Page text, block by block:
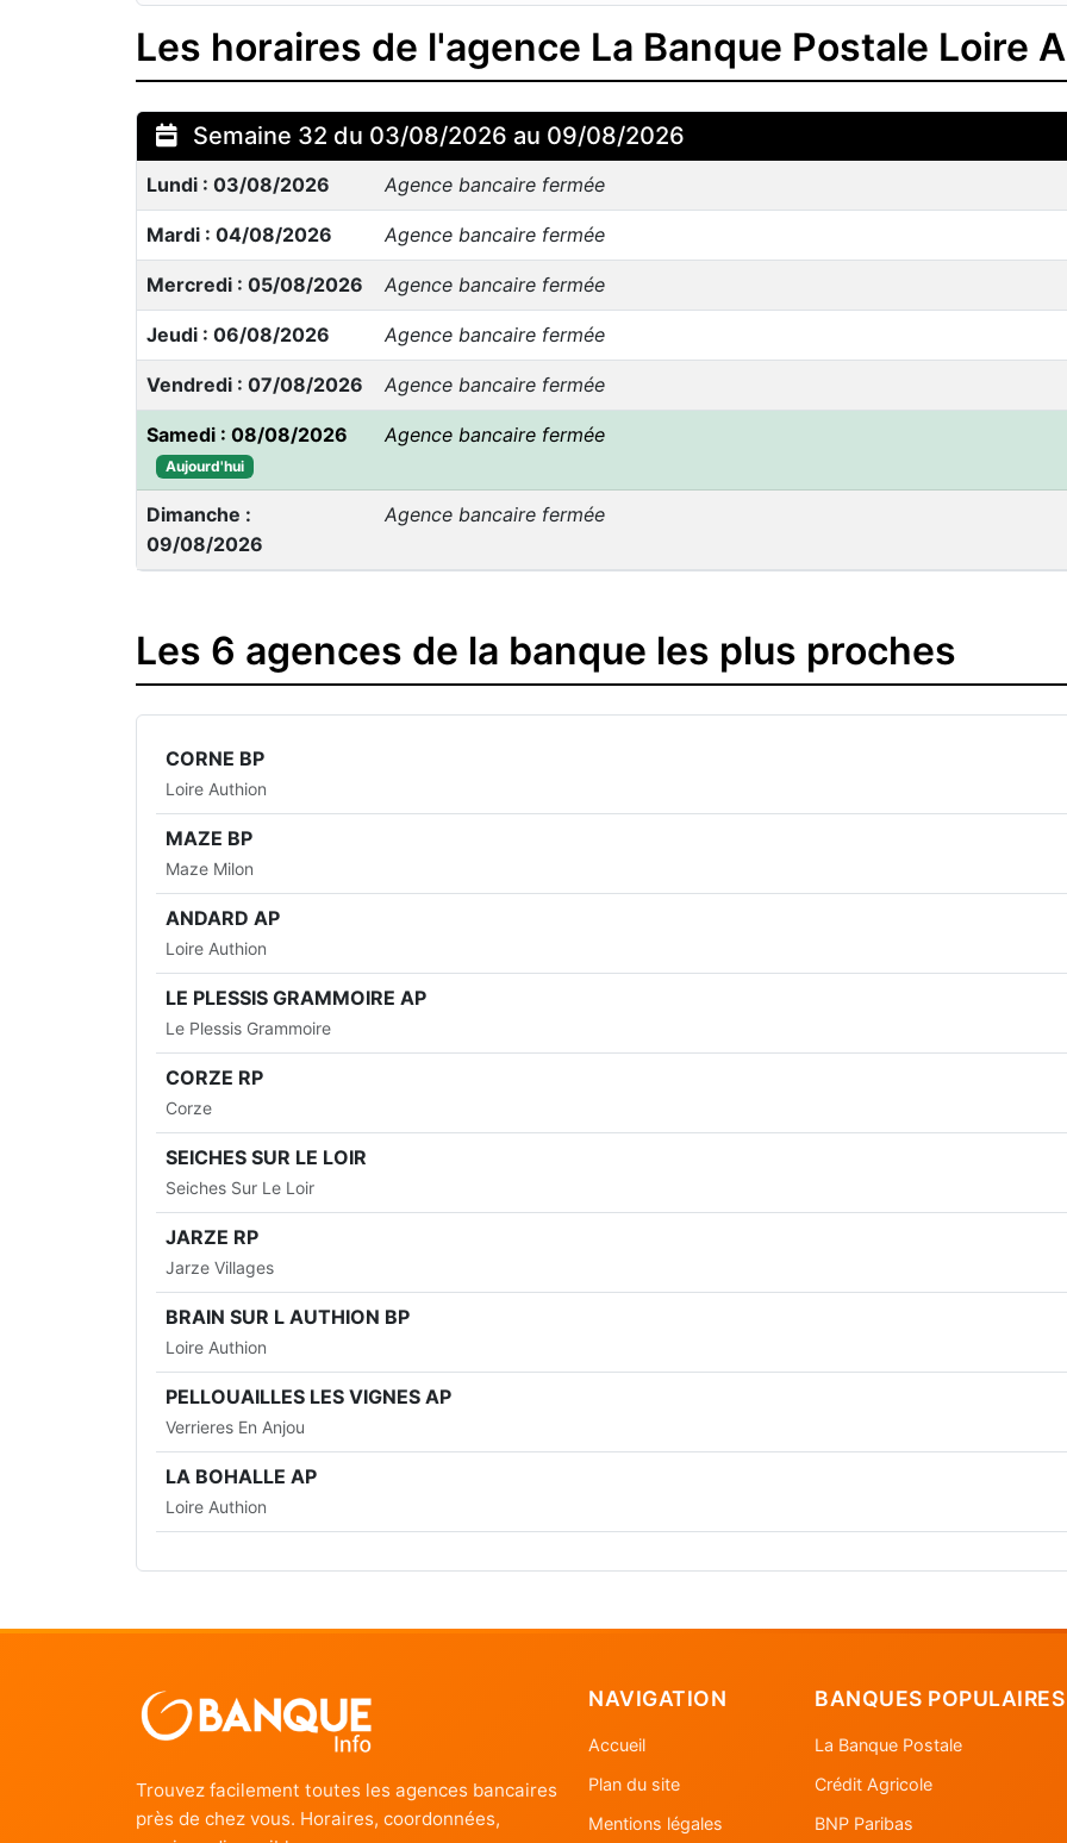
Les horaires de l'agence La Banque Postale Loire
Semaine 32 du 03/08/2026 au 09/08/2026
Lundi : 03/08/2026 Agence bancaire fermée
Mardi : 04/08/2026 Agence bancaire fermée
Mercredi : 05/08/2026 Agence bancaire fermée
Jeudi : 06/08/2026 Agence bancaire fermée
Vendredi : 07/08/2026 Agence bancaire fermée
Samedi : 08/08/2026
Aujourd'hui
Agence bancaire fermée
Dimanche :
09/08/2026
Agence bancaire fermée
Les 6 agences de la banque les plus proches
CORNE BP
Loire Authion
MAZE BP
Maze Milon
ANDARD AP
Loire Authion
LE PLESSIS GRAMMOIRE AP
Le Plessis Grammoire
CORZE RP
Corze
SEICHES SUR LE LOIR
Seiches Sur Le Loir
JARZE RP
Jarze Villages
BRAIN SUR L AUTHION BP
Loire Authion
PELLOUAILLES LES VIGNES AP
Verrieres En Anjou
LA BOHALLE AP
Loire Authion
Trouvez facilement toutes les agences bancaires
près de chez vous. Horaires, coordonnées,
NAVIGATION
Accueil
Plan du site
Mentions légales
BANQUES POPULAIRES
La Banque Postale
Crédit Agricole
BNP Paribas